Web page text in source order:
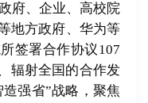
府、企业、高校院
地方政府、华为等
签署合作协议107
辐射全国的合作发
强省”战略，聚焦